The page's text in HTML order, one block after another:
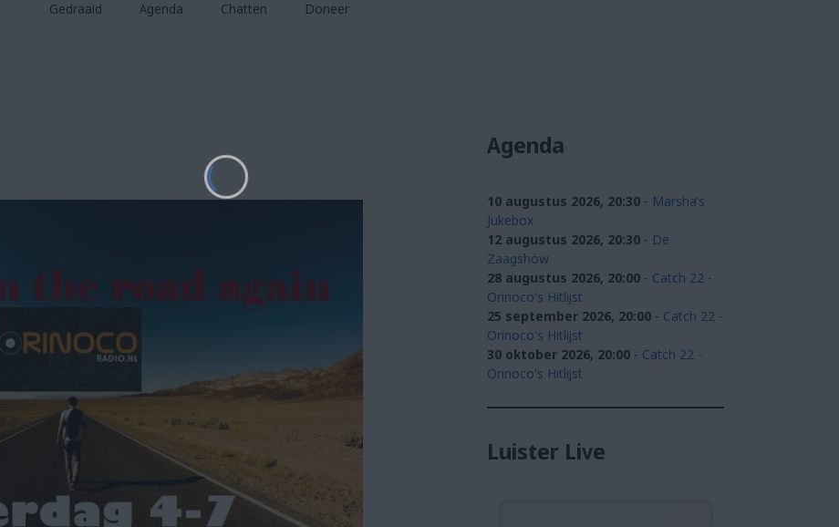
Om de beste ervaringen te bieden, gebruiken wij technologieën zoals cookies om
Gedraaid Agenda Chatten Doneer
Agenda
10 augustus 2026, 20:30 - Marsha's
Jukebox
12 augustus 2026, 20:30 - De
Zaagshow
28 augustus 2026, 20:00 - Catch 22 -
Orinoco's Hitlijst
25 september 2026, 20:00 - Catch 22 -
Orinoco's Hitlijst
30 oktober 2026, 20:00 - Catch 22 -
Orinoco's Hitlijst
Luister Live